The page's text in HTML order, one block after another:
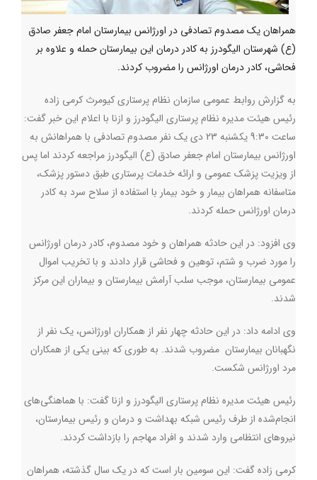
همراهان یک مصدوم تصادفی در اورژانس بیمارستان امام جعفر صادق
(ع) شهرستان الیگودرز به کادر درمان این بیمارستان حمله و علاوه بر
فحاشی، کادر درمان اورژانس را مضروب کردند.
به گزارش روابط عمومی سازمان نظام پرستاری کیومرث کرمی زاده
رئیس هیئت مدیره نظام پرستاری الیگودرز و ازنا با اعلام این خبر گفت:
ساعت 9:30 یکشنبه 23 دی یک نفر مصدوم تصادفی با همراهانش به
اورژانس بیمارستان امام جعفر صادق (ع) الیگودرز مراجعه کردند اما پس
از ویزیت پزشک عمومی و ارائه خدمات پرستاری طبق دستور پزشک،
متاسفانه همراهان بیمار و خود بیمار با استفاده از سلاح سرد به کادر
درمان اورژانس حمله کردند.
وی افزود: در این حادثه همراهان و خود مصدوم، کادر درمان اورژانس
را مورد ضرب و شتم، توهین و فحاشی قرار دادند و با تخریب اموال
عمومی بیمارستان، موجب سلب آرامش بیمارستان و بیماران این مرکز
شدند.
وی ادامه داد: در این حادثه چهار نفر از همکاران اورژانس، یک نفر از
نگهبانان بیمارستان مضروب شدند. به طوری که بینی یکی از همکاران
مرد اورژانس شکست.
رئیس هیئت مدیره نظام پرستاری الیگودرز و ازنا گفت: با هماهنگی‌های
انجام‌شده از طرف رئیس شبکه بهداشت و درمان و رئیس بیمارستان،
نیروهای انتظامی وارد شدند و افراد مهاجم را بازداشت کردند.
کرمی زاده گفت: این سومین بار است که در یک سال گذشته، همراهان